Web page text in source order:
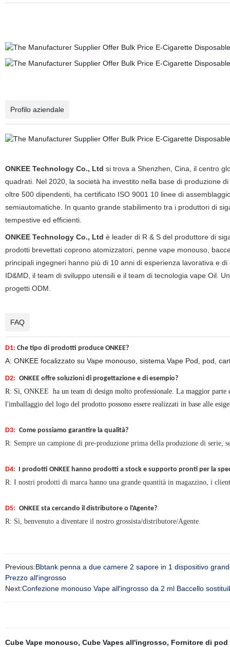
Profilo aziendale
ONKEE Technology Co., Ltd si trova a Shenzhen, Cina, il centro
quadrati. Nel 2020, la società ha investito nella base di produzione
oltre 500 dipendenti, ha certificato ISO 9001 10 linee di
semiautomatiche. In quanto grande stabilimento tra i produttori di
tempestive ed efficienti.
ONKEE Technology Co., Ltd è leader di R & S del produttore di
prodotti brevettati coprono atomizzatori, penne vape monouso,
principali ingegneri hanno più di 10 anni di esperienza lavorativa e
ID&MD, il team di sviluppo utensili e il team di tecnologia vape Oil.
progetti ODM.
FAQ
D1: Che tipo di prodotti produce ONKEE?
A: ONKEE focalizzato su Vape monouso, sistema Vape Pod, pod,
D2: ONKEE offre soluzioni di progettazione e di esempio?
R: Sì, ONKEE ha un team di design molto professionale. La maggior parte
l'imballaggio del logo del prodotto possono essere realizzati in base alle
D3: Come possiamo garantire la qualità?
R: Sempre un campione di pre-produzione prima della produzione di serie,
D4: I prodotti ONKEE hanno prodotti a stock e supporto pronti per la
R: I nostri prodotti di marca hanno una grande quantità in magazzino, i
D5: ONKEE sta cercando il distributore o l'Agente?
R: Sì, benvenuto a diventare il nostro grossista/distributore/Agente.
Previous:Bbtank penna a due camere 2 sapore in 1 dispositivo
Prezzo all′ingrosso
Next:Confezione monouso Vape all′ingrosso da 2 ml Baccello
Cube Vape monouso, Cube Vapes all'ingrosso, Fornitore di pod